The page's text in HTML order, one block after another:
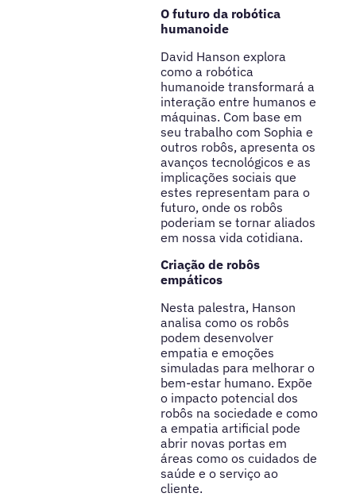
O futuro da robótica
humanoide
David Hanson explora
como a robótica
humanoide transformará a
interação entre humanos e
máquinas. Com base em
seu trabalho com Sophia e
outros robôs, apresenta os
avanços tecnológicos e as
implicações sociais que
estes representam para o
futuro, onde os robôs
poderiam se tornar aliados
em nossa vida cotidiana.
Criação de robôs
empáticos
Nesta palestra, Hanson
analisa como os robôs
podem desenvolver
empatia e emoções
simuladas para melhorar o
bem-estar humano. Expõe
o impacto potencial dos
robôs na sociedade e como
a empatia artificial pode
abrir novas portas em
áreas como os cuidados de
saúde e o serviço ao
cliente.